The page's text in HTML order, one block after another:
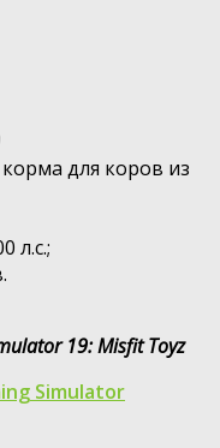
для коров из
л.с.;
19: Misfit Toyz
Simulator